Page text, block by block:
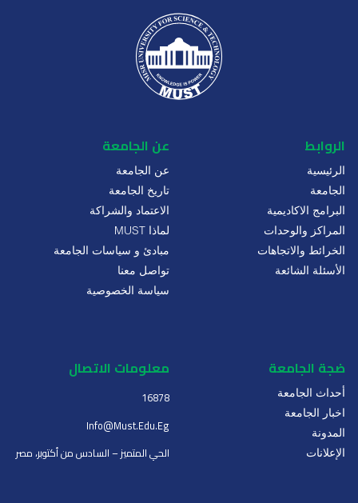
الروابط
الرئيسية
الجامعة
البرامج الاكاديمية
المراكز والوحدات
الخرائط والاتجاهات
الأسئلة الشائعة
عن الجامعة
عن الجامعة
تاريخ الجامعة
الاعتماد والشراكة
لماذا MUST
مبادئ و سياسات الجامعة
تواصل معنا
سياسة الخصوصية
ضجة الجامعة
أحداث الجامعة
اخبار الجامعة
المدونة
الإعلانات
معلومات الاتصال
16878
Info@must.edu.eg
الحي المتميز – السادس من أكتوبر، مصر